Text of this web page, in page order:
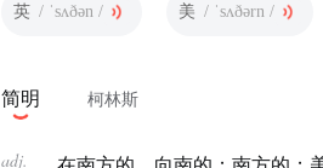
英 / ˈsʌðən / 美 / ˈsʌðərn /
简明 柯林斯
adj.